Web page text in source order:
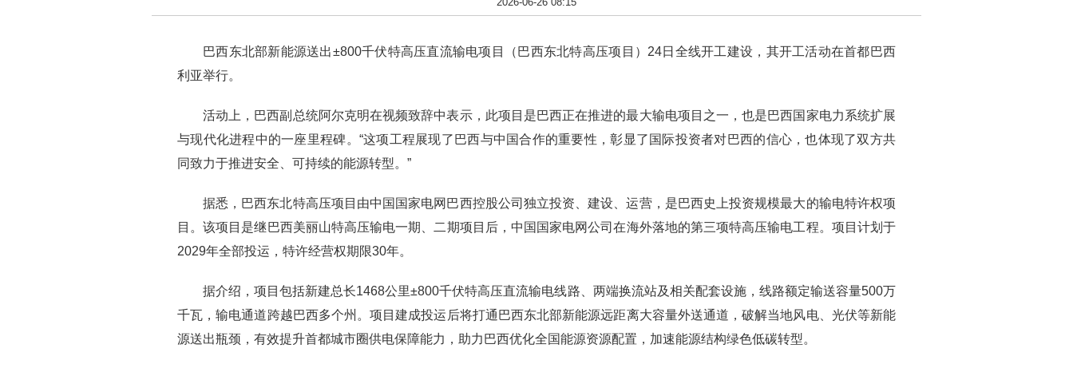
巴西东北部新能源送出±800千伏特高压直流输电项目（巴西东北特高压项目）24日全线开工建设，其开工活动在首都巴西
利亚举行。
活动上，巴西副总统阿尔克明在视频致辞中表示，此项目是巴西正在推进的最大输电项目之一，也是巴西国家电力系统扩展
与现代化进程中的一座里程碑。“这项工程展现了巴西与中国合作的重要性，彰显了国际投资者对巴西的信心，也体现了双方共
同致力于推进安全、可持续的能源转型。”
据悉，巴西东北特高压项目由中国国家电网巴西控股公司独立投资、建设、运营，是巴西史上投资规模最大的输电特许权项
目。该项目是继巴西美丽山特高压输电一期、二期项目后，中国国家电网公司在海外落地的第三项特高压输电工程。项目计划于
2029年全部投运，特许经营权期限30年。
据介绍，项目包括新建总长1468公里±800千伏特高压直流输电线路、两端换流站及相关配套设施，线路额定输送容量500万
千瓦，输电通道跨越巴西多个州。项目建成投运后将打通巴西东北部新能源远距离大容量外送通道，破解当地风电、光伏等新能
源送出瓶颈，有效提升首都城市圈供电保障能力，助力巴西优化全国能源资源配置，加速能源结构绿色低碳转型。